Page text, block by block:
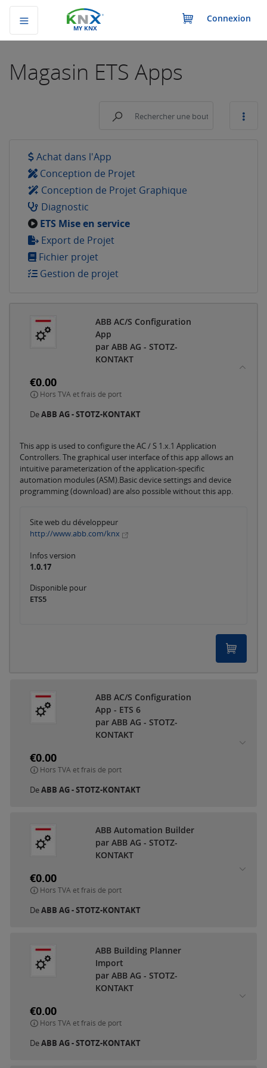
MY KNX
Connexion
Magasin ETS Apps
Achat dans l'App
Conception de Projet
Conception de Projet Graphique
Diagnostic
ETS Mise en service
Export de Projet
Fichier projet
Gestion de projet
ABB AC/S Configuration
App
par ABB AG - STOTZ-
KONTAKT
€0.00
Hors TVA et frais de port
DeABB AG - STOTZ-KONTAKT
This app is used to configure the AC / S 1.x.1 Application
Controllers. The graphical user interface of this app allows an
intuitive parameterization of the application-specific
automation modules (ASM).Basic device settings and device
programming (download) are also possible without this app.
Site web du développeur
http://www.abb.com/knx
Infos version
1.0.17
Disponible pour
ETS5
ABB AC/S Configuration
App - ETS 6
par ABB AG - STOTZ-
KONTAKT
€0.00
Hors TVA et frais de port
DeABB AG - STOTZ-KONTAKT
ABB Automation Builder
par ABB AG - STOTZ-
KONTAKT
€0.00
Hors TVA et frais de port
DeABB AG - STOTZ-KONTAKT
ABB Building Planner
Import
par ABB AG - STOTZ-
KONTAKT
€0.00
Hors TVA et frais de port
DeABB AG - STOTZ-KONTAKT